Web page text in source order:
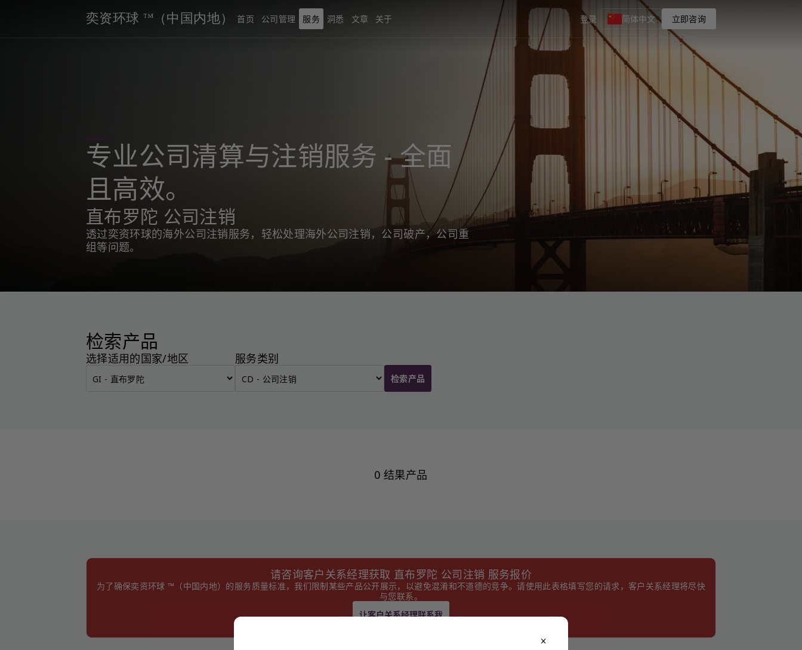
奕资环球 ™（中国内地） 首页 公司管理 服务 洞悉 文章 关于 登录 简体中文 立即咨询
专业公司清算与注销服务 - 全面
且高效。
直布罗陀 公司注销
透过奕资环球的海外公司注销服务，轻松处理海外公司注销，公司破产，公司重
组等问题。
检索产品
选择适用的国家/地区 服务类别
检索产品
0 结果产品
请咨询客户关系经理获取 直布罗陀 公司注销 服务报价
为了确保奕资环球 ™（中国内地）的服务质量标准，我们限制某些产品公开展示，以避免混淆和不道德的竞争。请使用此表格填写您的请求，客户关系经理将尽快
与您联系。
让客户关系经理联系我
close